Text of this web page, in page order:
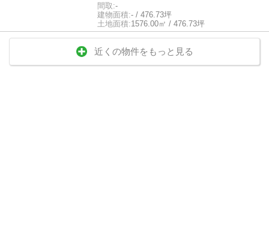
間取:-
建物面積:- / 476.73坪
土地面積:1576.00㎡ / 476.73坪
近くの物件をもっと見る